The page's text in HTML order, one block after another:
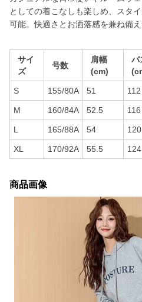
としての着こなしも楽しめ、スタ
可能。快適さとお洒落感を兼ね備え
サイ
ズ
号数
肩幅
(cm)
バ
S 155/80A 51 112
M 160/84A 52.5 116
L 165/88A 54 120
XL 170/92A 55.5 124
商品画像